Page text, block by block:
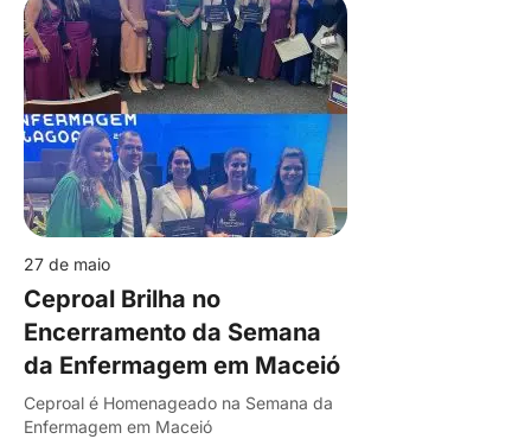
27 de maio
Ceproal Brilha no
Encerramento da Semana
da Enfermagem em Maceió
Ceproal é Homenageado na Semana da
Enfermagem em Maceió